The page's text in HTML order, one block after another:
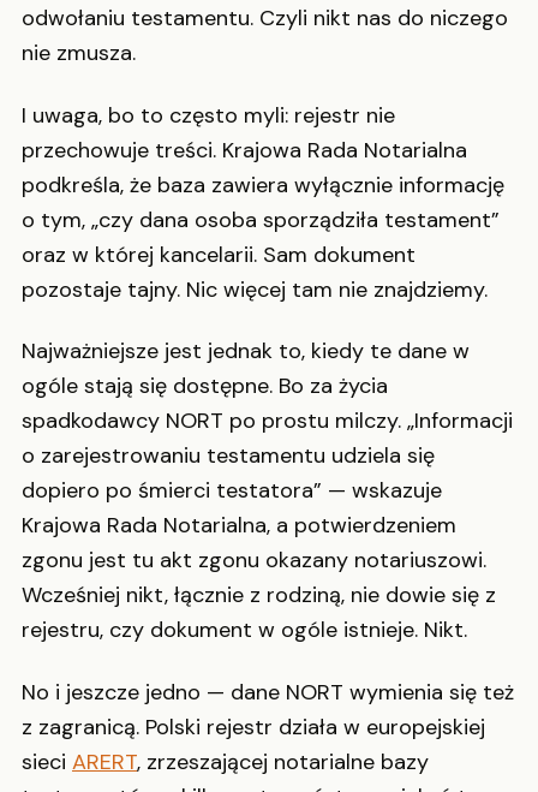
odwołaniu testamentu. Czyli nikt nas do niczego
nie zmusza.
I uwaga, bo to często myli: rejestr nie
przechowuje treści. Krajowa Rada Notarialna
podkreśla, że baza zawiera wyłącznie informację
o tym, „czy dana osoba sporządziła testament”
oraz w której kancelarii. Sam dokument
pozostaje tajny. Nic więcej tam nie znajdziemy.
Najważniejsze jest jednak to, kiedy te dane w
ogóle stają się dostępne. Bo za życia
spadkodawcy NORT po prostu milczy. „Informacji
o zarejestrowaniu testamentu udziela się
dopiero po śmierci testatora” — wskazuje
Krajowa Rada Notarialna, a potwierdzeniem
zgonu jest tu akt zgonu okazany notariuszowi.
Wcześniej nikt, łącznie z rodziną, nie dowie się z
rejestru, czy dokument w ogóle istnieje. Nikt.
No i jeszcze jedno — dane NORT wymienia się też
z zagranicą. Polski rejestr działa w europejskiej
sieci ARERT, zrzeszającej notarialne bazy